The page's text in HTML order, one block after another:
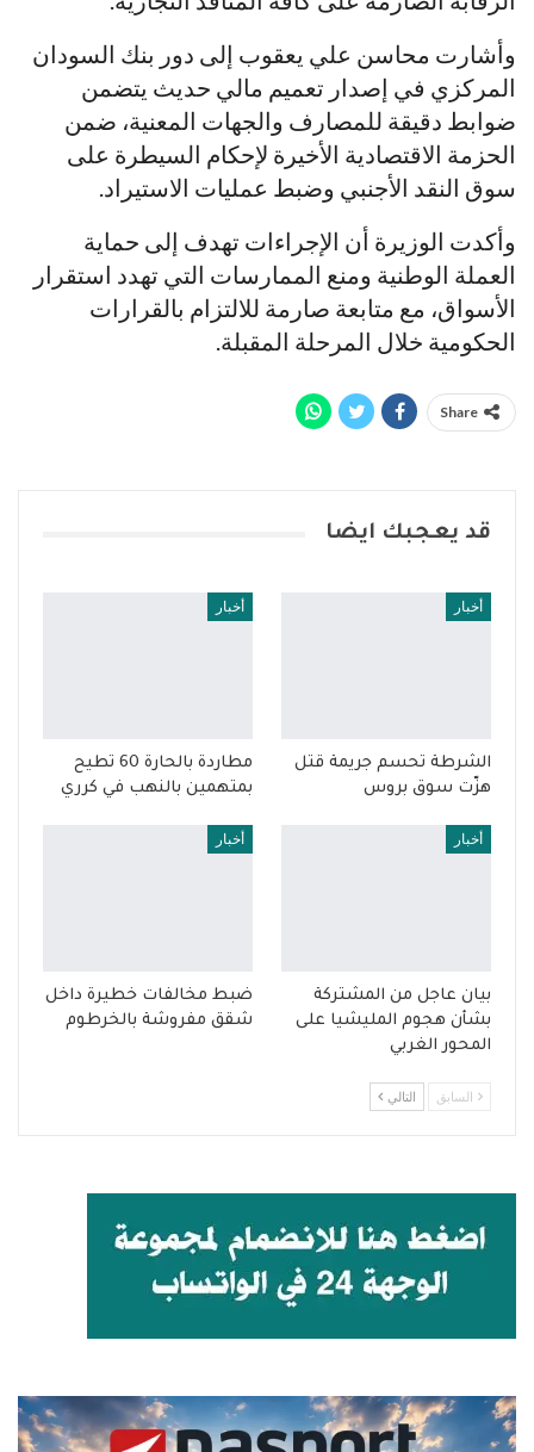
وأشارت محاسن علي يعقوب إلى دور بنك السودان
المركزي في إصدار تعميم مالي حديث يتضمن
ضوابط دقيقة للمصارف والجهات المعنية، ضمن
الحزمة الاقتصادية الأخيرة لإحكام السيطرة على
سوق النقد الأجنبي وضبط عمليات الاستيراد.
وأكدت الوزيرة أن الإجراءات تهدف إلى حماية
العملة الوطنية ومنع الممارسات التي تهدد استقرار
الأسواق، مع متابعة صارمة للالتزام بالقرارات
الحكومية خلال المرحلة المقبلة.
Share
قد يعجبك ايضا
أخبار
الشرطة تحسم جريمة قتل
هزّت سوق بروس
أخبار
مطاردة بالحارة 60 تطيح
بمتهمين بالنهب في كرري
أخبار
بيان عاجل من المشتركة
بشأن هجوم المليشيا على
المحور الغربي
أخبار
ضبط مخالفات خطيرة داخل
شقق مفروشة بالخرطوم
السابق التالي